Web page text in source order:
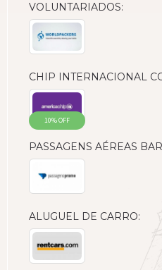
VOLUNTARIADOS:
CHIP INTERNACIONAL
10% OFF
PASSAGENS AÉREAS
ALUGUEL DE CARRO: